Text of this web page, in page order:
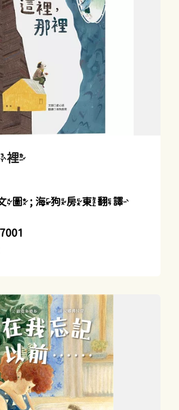
裡
圖 ; 海狗房東翻譯